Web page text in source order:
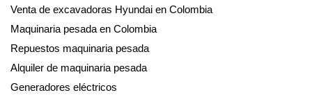
Venta de excavadoras Hyundai en Colombia
Maquinaria pesada en Colombia
Repuestos maquinaria pesada
Alquiler de maquinaria pesada
Generadores eléctricos